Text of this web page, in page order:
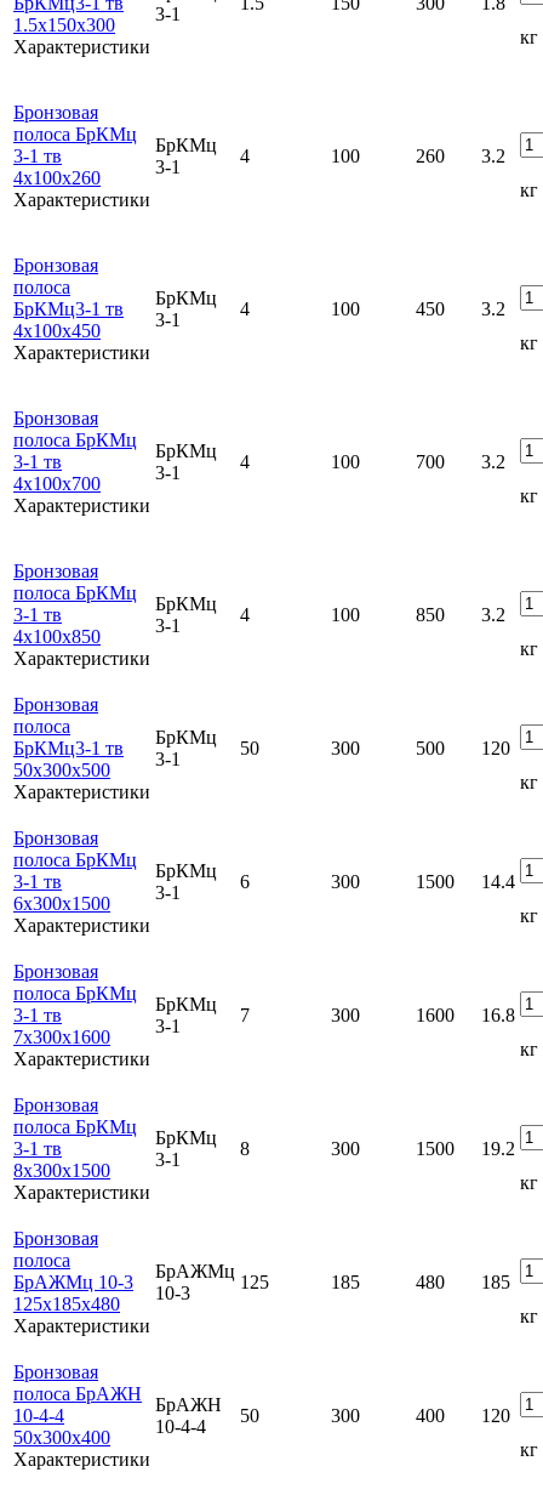
1.5x150x300
Характеристики
3-1
кг
Бронзовая
полоса БрКМц
3-1 тв
4x100x260
Характеристики
БрКМц
3-1
4 100 260
3.2
кг
Бронзовая
полоса
БрКМц3-1 тв
4x100x450
Характеристики
БрКМц
3-1
4 100 450
3.2
кг
Бронзовая
полоса БрКМц
3-1 тв
4x100x700
Характеристики
БрКМц
3-1
4 100 700
3.2
кг
Бронзовая
полоса БрКМц
3-1 тв
4x100x850
Характеристики
БрКМц
3-1
4 100 850
3.2
кг
Бронзовая
полоса
БрКМц3-1 тв
50x300x500
Характеристики
БрКМц
3-1
50 300 500
120
кг
Бронзовая
полоса БрКМц
3-1 тв
6x300x1500
Характеристики
БрКМц
3-1
6 300 1500
14.4
кг
Бронзовая
полоса БрКМц
3-1 тв
7x300x1600
Характеристики
БрКМц
3-1
7 300 1600
16.8
кг
Бронзовая
полоса БрКМц
3-1 тв
8x300x1500
Характеристики
БрКМц
3-1
8 300 1500
19.2
кг
Бронзовая
полоса
БрАЖМц 10-3
125x185x480
Характеристики
БрАЖМц
10-3
125 185 480
185
кг
Бронзовая
полоса БрАЖН
10-4-4
50x300x400
Характеристики
БрАЖН
10-4-4
50 300 400
120
кг